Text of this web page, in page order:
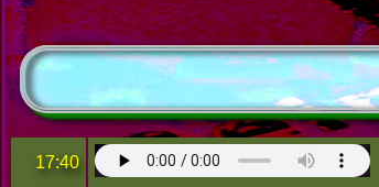
17:40